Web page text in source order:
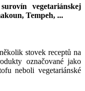
vegetariánskej
Tempeh, ...
stovek receptů na
označované jako
neboli vegetariánské